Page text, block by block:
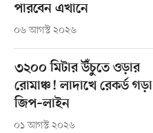
পারবেন এখানে
০৬ আগস্ট ২০২৬
৩২০০ মিটার উঁচুতে ওড়ার
রোমাঞ্চ! লাদাখে রেকর্ড গড়া
জিপ–লাইন
০১ আগস্ট ২০২৬